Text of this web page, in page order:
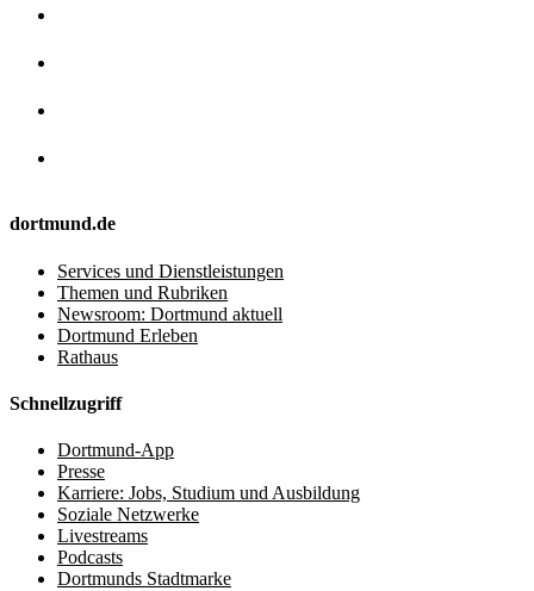
dortmund.de
Services und Dienstleistungen
Themen und Rubriken
Newsroom: Dortmund aktuell
Dortmund Erleben
Rathaus
Schnellzugriff
Dortmund-App
Presse
Karriere: Jobs, Studium und Ausbildung
Soziale Netzwerke
Livestreams
Podcasts
Dortmunds Stadtmarke